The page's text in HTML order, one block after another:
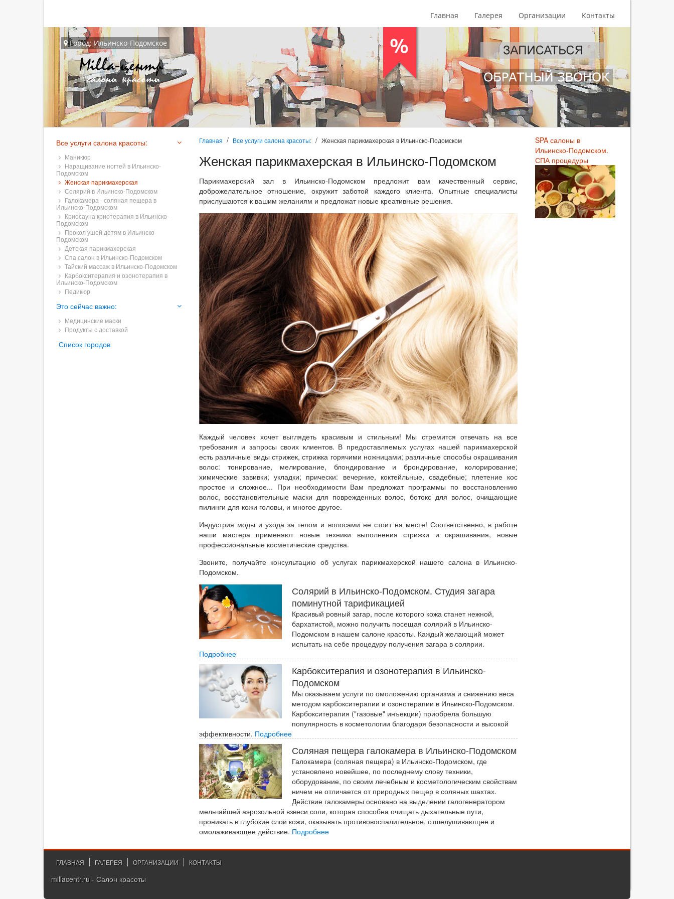
Главная Галерея Организации Контакты
Город: Ильинско-Подомское
Главная Все услуги салона красоты: Женская парикмахерская в Ильинско-Подомском
Женская парикмахерская в Ильинско-Подомском
Парикмахерский зал в Ильинско-Подомском предложит вам качественный сервис,
доброжелательное отношение, окружит заботой каждого клиента. Опытные специалисты
прислушаются к вашим желаниям и предложат новые креативные решения.
Каждый человек хочет выглядеть красивым и стильным! Мы стремится отвечать на все
требования и запросы своих клиентов. В предоставляемых услугах нашей парикмахерской
есть различные виды стрижек, стрижка горячими ножницами; различные способы окрашивания
волос: тонирование, мелирование, блондирование и брондирование, колорирование;
химические завивки; укладки; прически: вечерние, коктейльные, свадебные; плетение кос
простое и сложное... При необходимости Вам предложат программы по восстановлению
волос, восстановительные маски для поврежденных волос, ботокс для волос, очищающие
пилинги для кожи головы, и многое другое.
Индустрия моды и ухода за телом и волосами не стоит на месте! Соответственно, в работе
наши мастера применяют новые техники выполнения стрижки и окрашивания, новые
профессиональные косметические средства.
Звоните, получайте консультацию об услугах парикмахерской нашего салона в Ильинско-
Подомском.
Солярий в Ильинско-Подомском. Студия загара
поминутной тарификацией
Красивый ровный загар, после которого кожа станет нежной,
бархатистой, можно получить посещая солярий в Ильинско-
Подомском в нашем салоне красоты. Каждый желающий может
испытать на себе процедуру получения загара в солярии.
Подробнее
Карбокситерапия и озонотерапия в Ильинско-
Подомском
Мы оказываем услуги по омоложению организма и снижению веса
методом карбокситерапии и озонотерапии в Ильинско-Подомском.
Карбокситерапия ("газовые" инъекции) приобрела большую
популярность в косметологии благодаря безопасности и высокой
эффективности. Подробнее
Соляная пещера галокамера в Ильинско-Подомском
Галокамера (соляная пещера) в Ильинско-Подомском, где
установлено новейшее, по последнему слову техники,
оборудование, по своим лечебным и косметологическим свойствам
ничем не отличается от природных пещер в соляных шахтах.
Действие галокамеры основано на выделении галогенератором
мельчайшей аэрозольной взвеси соли, которая способна очищать дыхательные пути,
проникать в глубокие слои кожи, оказывать противовоспалительное, отшелушивающее и
омолаживающее действие. Подробнее
Все услуги салона красоты:
Маникюр
Наращивание ногтей в Ильинско-
Подомском
Женская парикмахерская
Солярий в Ильинско-Подомском
Галокамера - соляная пещера в
Ильинско-Подомском
Криосауна криотерапия в Ильинско-
Подомском
Прокол ушей детям в Ильинско-
Подомском
Детская парикмахерская
Спа салон в Ильинско-Подомском
Тайский массаж в Ильинско-Подомском
Карбокситерапия и озонотерапия в
Ильинско-Подомском
Педикюр
Это сейчас важно:
Медицинские маски
Продукты с доставкой
Список городов
SPA салоны в
Ильинско-Подомском.
СПА процедуры
ГЛАВНАЯ ГАЛЕРЕЯ ОРГАНИЗАЦИИ КОНТАКТЫ
millacentr.ru - Салон красоты